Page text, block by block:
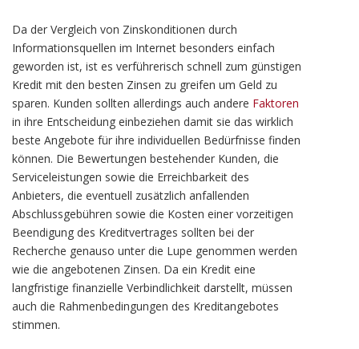
Da der Vergleich von Zinskonditionen durch
Informationsquellen im Internet besonders einfach
geworden ist, ist es verführerisch schnell zum günstigen
Kredit mit den besten Zinsen zu greifen um Geld zu
sparen. Kunden sollten allerdings auch andere Faktoren
in ihre Entscheidung einbeziehen damit sie das wirklich
beste Angebote für ihre individuellen Bedürfnisse finden
können. Die Bewertungen bestehender Kunden, die
Serviceleistungen sowie die Erreichbarkeit des
Anbieters, die eventuell zusätzlich anfallenden
Abschlussgebühren sowie die Kosten einer vorzeitigen
Beendigung des Kreditvertrages sollten bei der
Recherche genauso unter die Lupe genommen werden
wie die angebotenen Zinsen. Da ein Kredit eine
langfristige finanzielle Verbindlichkeit darstellt, müssen
auch die Rahmenbedingungen des Kreditangebotes
stimmen.